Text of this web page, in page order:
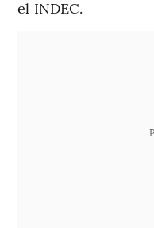
el INDEC.